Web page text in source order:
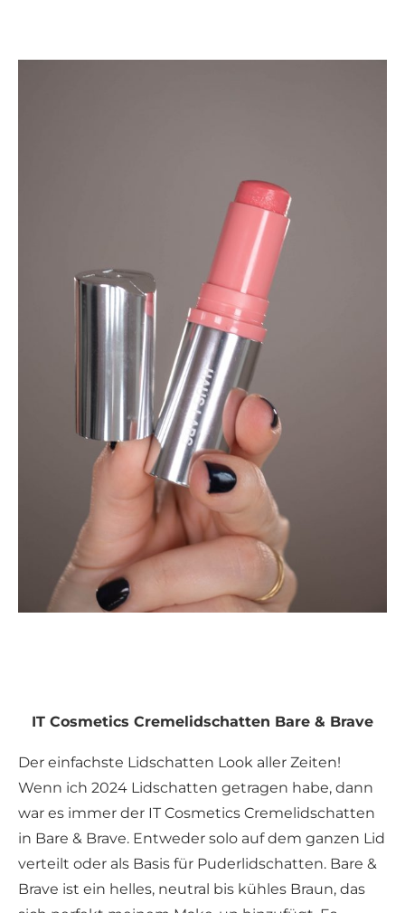
IT Cosmetics Cremelidschatten Bare & Brave
Der einfachste Lidschatten Look aller Zeiten!
Wenn ich 2024 Lidschatten getragen habe, dann
war es immer der IT Cosmetics Cremelidschatten
in Bare & Brave. Entweder solo auf dem ganzen Lid
verteilt oder als Basis für Puderlidschatten. Bare &
Brave ist ein helles, neutral bis kühles Braun, das